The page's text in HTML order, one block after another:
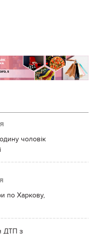
чоловік
по Харкову,
ДТП з